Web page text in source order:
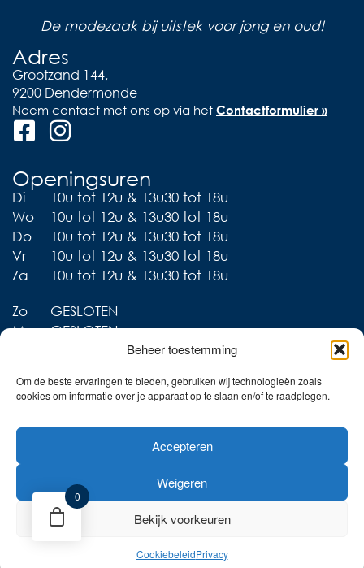
Beheer toestemming
Om de beste ervaringen te bieden, gebruiken wij technologieën zoals
cookies om informatie over je apparaat op te slaan en/of te raadplegen.
Accepteren
Weigeren
Bekijk voorkeuren
CookiebeleidPrivacy
De modezaak bij uitstek voor jong en oud!
Adres
Grootzand 144,
9200 Dendermonde
Neem contact met ons op via het Contactformulier »
Openingsuren
Di
10u tot 12u & 13u30 tot 18u
Wo
10u tot 12u & 13u30 tot 18u
Do
10u tot 12u & 13u30 tot 18u
Vr
10u tot 12u & 13u30 tot 18u
Za
10u tot 12u & 13u30 tot 18u
Zo
GESLOTEN
Ma
GESLOTEN
Liever thuis shoppen?
Ontdek onze collecties in
de webshop!
Naar de online shop!
RetourbeleidWebsite door Sinergio
0